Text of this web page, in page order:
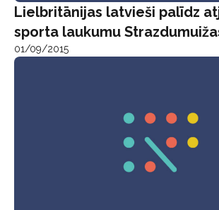
Lielbritānijas latvieši palīdz
sporta laukumu
01/09/2015